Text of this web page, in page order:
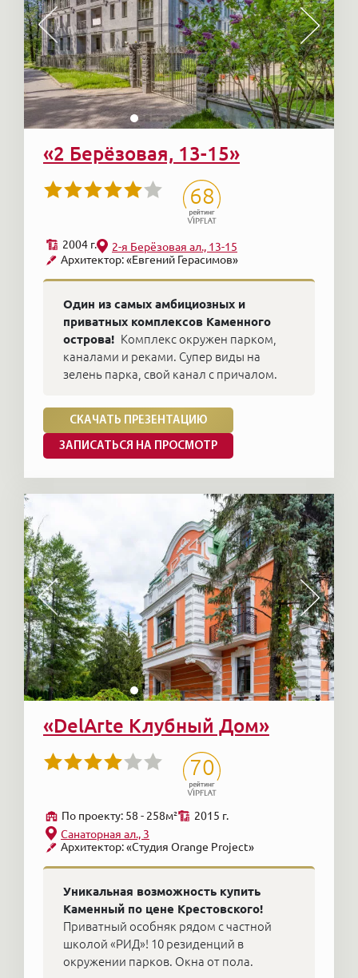
«2 Берёзовая, 13-15»
68
2004 г.
Архитектор: «Евгений Герасимов»
2-я Берёзовая ал., 13-15
Один из самых амбициозных и
приватных комплексов Каменного
острова! Комплекс окружен парком,
каналами и реками. Супер виды на
зелень парка, свой канал с причалом.
СКАЧАТЬ ПРЕЗЕНТАЦИЮ
ЗАПИСАТЬСЯ НА ПРОСМОТР
«DelArte Клубный Дом»
70
По проекту: 58 - 258м² 2015 г.
Архитектор: «Студия Orange Project»
Санаторная ал., 3
Уникальная возможность купить
Каменный по цене Крестовского!
Приватный особняк рядом с частной
школой «РИД»! 10 резиденций в
окружении парков. Окна от пола.